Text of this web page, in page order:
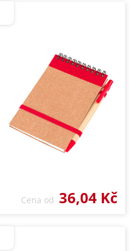
Cena od 36,04 Kč